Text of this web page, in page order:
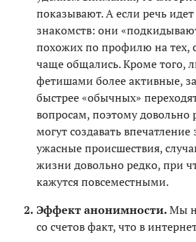
показывают. А если речь
знакомств: они
похожих по профилю на тех,
чаще общались. Кроме того,
фетишами более активные,
быстрее «обычных»
вопросам, поэтому довольно
могут создавать
ужасные происшествия,
жизни довольно редко, при
кажутся повсеместными.
Эффект анонимности.Мы
со счетов факт, что в